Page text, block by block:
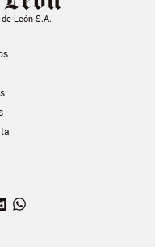
León S.A.
Dailymotion